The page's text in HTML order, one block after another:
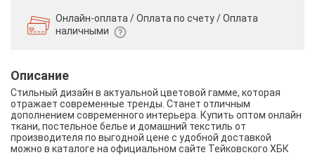
Онлайн-оплата / Оплата по счету /Оплата
наличными
Описание
Стильный дизайн в актуальной цветовой гамме, которая
отражает современные тренды. Станет отличным
дополнением современного интерьера. Купить оптом онлайн
ткани, постельное белье и домашний текстиль от
производителя по выгодной цене с удобной доставкой
можно в каталоге на официальном сайте Тейковского ХБК